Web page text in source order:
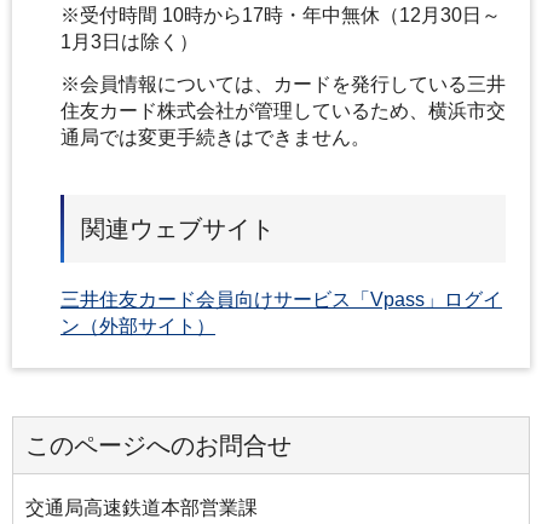
※受付時間 10時から17時・年中無休（12月30日～
1月3日は除く）
※会員情報については、カードを発行している三井
住友カード株式会社が管理しているため、横浜市交
通局では変更手続きはできません。
関連ウェブサイト
三井住友カード会員向けサービス「Vpass」ログイ
ン（外部サイト）
このページへのお問合せ
交通局高速鉄道本部営業課